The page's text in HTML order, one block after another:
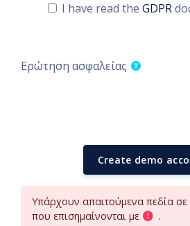
I have read the GDPR
Ερώτηση ασφαλείας
Υπάρχουν απαιτούμενα πεδία
που επισημαίνονται με
.